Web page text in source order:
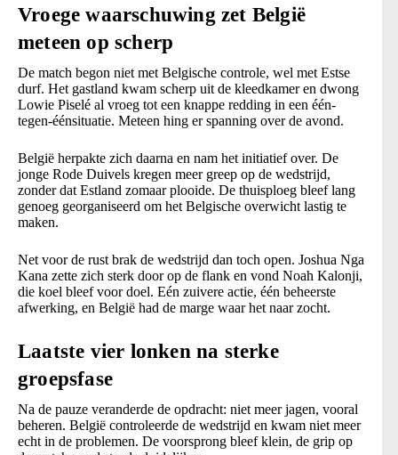
Vroege waarschuwing zet België
meteen op scherp
De match begon niet met Belgische controle, wel met Estse
durf. Het gastland kwam scherp uit de kleedkamer en dwong
Lowie Piselé al vroeg tot een knappe redding in een één-
tegen-éénsituatie. Meteen hing er spanning over de avond.
België herpakte zich daarna en nam het initiatief over. De
jonge Rode Duivels kregen meer greep op de wedstrijd,
zonder dat Estland zomaar plooide. De thuisploeg bleef lang
genoeg georganiseerd om het Belgische overwicht lastig te
maken.
Net voor de rust brak de wedstrijd dan toch open. Joshua Nga
Kana zette zich sterk door op de flank en vond Noah Kalonji,
die koel bleef voor doel. Eén zuivere actie, één beheerste
afwerking, en België had de marge waar het naar zocht.
Laatste vier lonken na sterke
groepsfase
Na de pauze veranderde de opdracht: niet meer jagen, vooral
beheren. België controleerde de wedstrijd en kwam niet meer
echt in de problemen. De voorsprong bleef klein, de grip op